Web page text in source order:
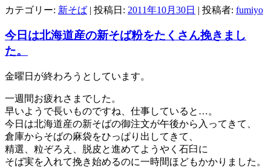
カテゴリー: 新そば | 投稿日: 2011年10月30日 | 投稿者: fumiyo
今日は北海道産の新そば粉をたくさん挽きまし
た。
金曜日が終わろうとしています。
一週間お疲れさまでした。
早いようで長いものですね、仕事していると…。
今日は北海道産の新そばの御注文が午後から入ってきて、
倉庫からそばの麻袋をひっぱり出してきて、
精選、粒ぞろえ、脱皮と進めてようやく石臼に
そば実を入れて挽き始めるのに一時間ほどもかかりました。